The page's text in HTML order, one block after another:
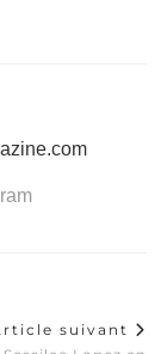
suivant